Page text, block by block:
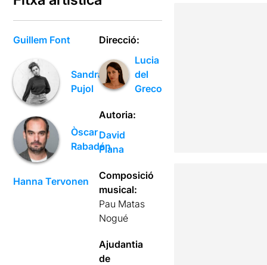
Guillem Font
Sandra
Pujol
Òscar
Rabadán
Hanna Tervonen
Direcció:
Lucia
del
Greco
Autoria:
David
Plana
Composició
musical:
Pau Matas
Nogué
Ajudantia
de